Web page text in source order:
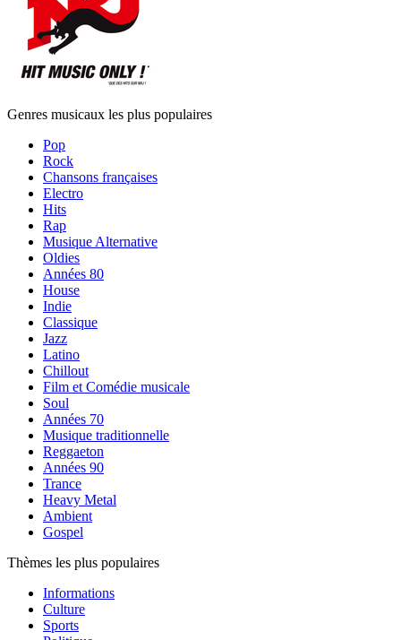
Genres musicaux les plus populaires
Pop
Rock
Chansons françaises
Electro
Hits
Rap
Musique Alternative
Oldies
Années 80
House
Indie
Classique
Jazz
Latino
Chillout
Film et Comédie musicale
Soul
Années 70
Musique traditionnelle
Reggaeton
Années 90
Trance
Heavy Metal
Ambient
Gospel
Thèmes les plus populaires
Informations
Culture
Sports